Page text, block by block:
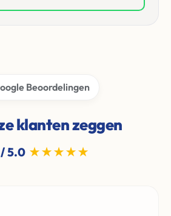
Beoordelingen
klanten zeggen
5.0 ★★★★★